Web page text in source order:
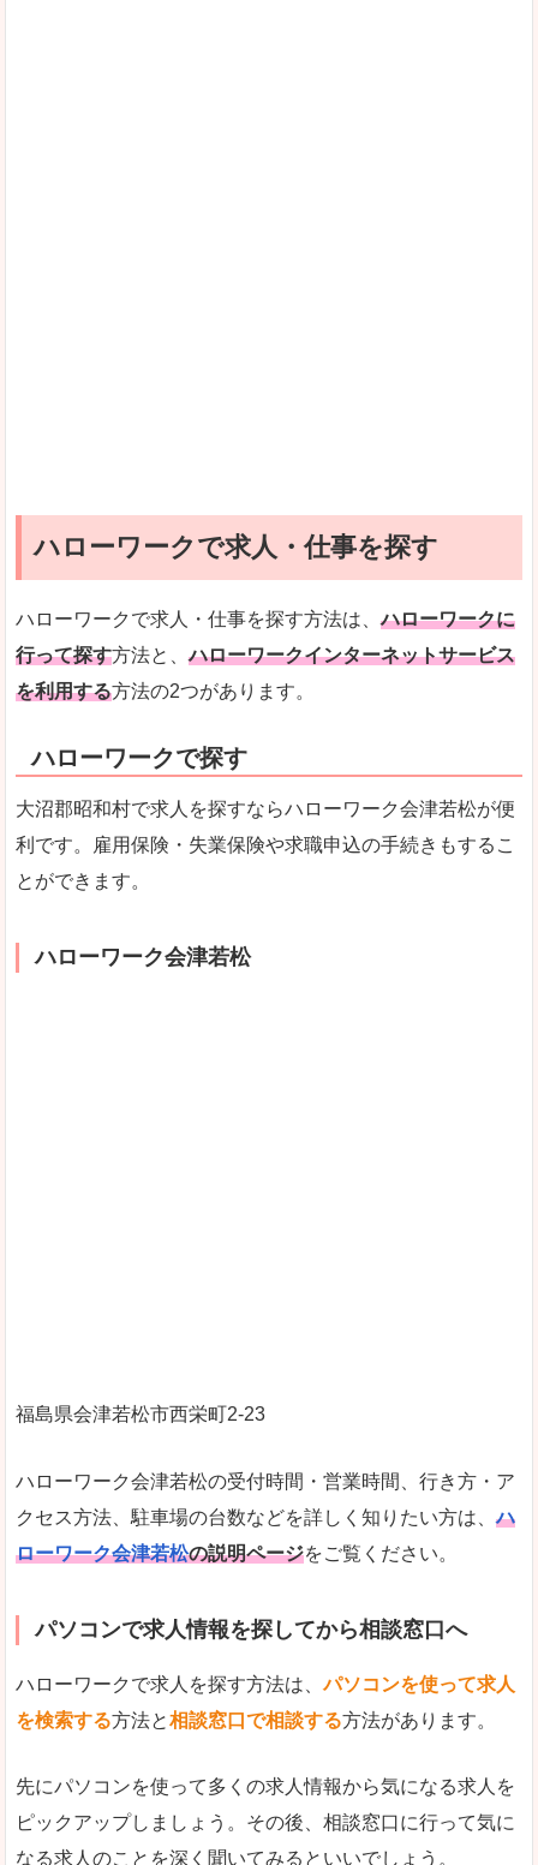
ハローワークで求人・仕事を探す
ハローワークで求人・仕事を探す方法は、ハローワークに
行って探す方法と、ハローワークインターネットサービス
を利用する方法の2つがあります。
ハローワークで探す
大沼郡昭和村で求人を探すならハローワーク会津若松が便
利です。雇用保険・失業保険や求職申込の手続きもするこ
とができます。
ハローワーク会津若松
福島県会津若松市西栄町2-23
ハローワーク会津若松の受付時間・営業時間、行き方・ア
クセス方法、駐車場の台数などを詳しく知りたい方は、ハ
ローワーク会津若松の説明ページをご覧ください。
パソコンで求人情報を探してから相談窓口へ
ハローワークで求人を探す方法は、パソコンを使って求人
を検索する方法と相談窓口で相談する方法があります。
先にパソコンを使って多くの求人情報から気になる求人を
ピックアップしましょう。その後、相談窓口に行って気に
なる求人のことを深く聞いてみるといいでしょう。